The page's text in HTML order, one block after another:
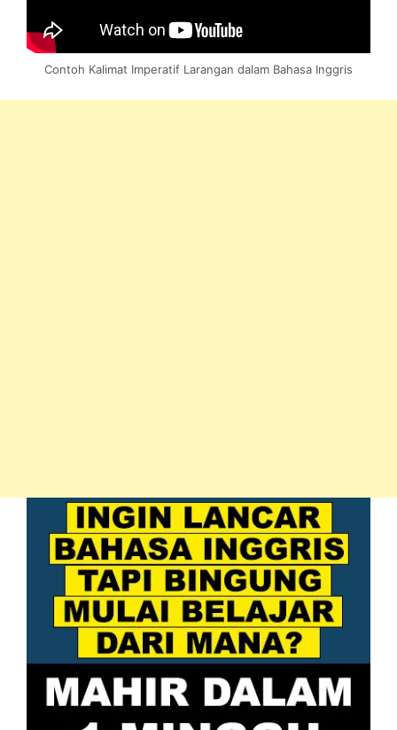
Contoh Kalimat Imperatif Larangan dalam Bahasa Inggris